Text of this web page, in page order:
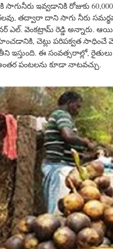
ఇవ్వడానికి రోజుకు
తద్వారా దాని సాగు నీరు
ఎల్. వెంకట్రామ్ రెడ్డి అన్నారు.
చెట్లు పరిపక్వత సాధించే
ఇస్తుంది. ఈ సంవత్సరాల్లో,
పంటలను కూడా నాటవచ్చు.